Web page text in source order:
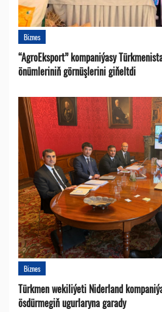
Biznes
“AgroEksport” kompaniýasy
önümleriniň görnüşlerini giňeltdi
Biznes
Türkmen wekiliýeti Niderland
ösdürmegiň ugurlaryna garady